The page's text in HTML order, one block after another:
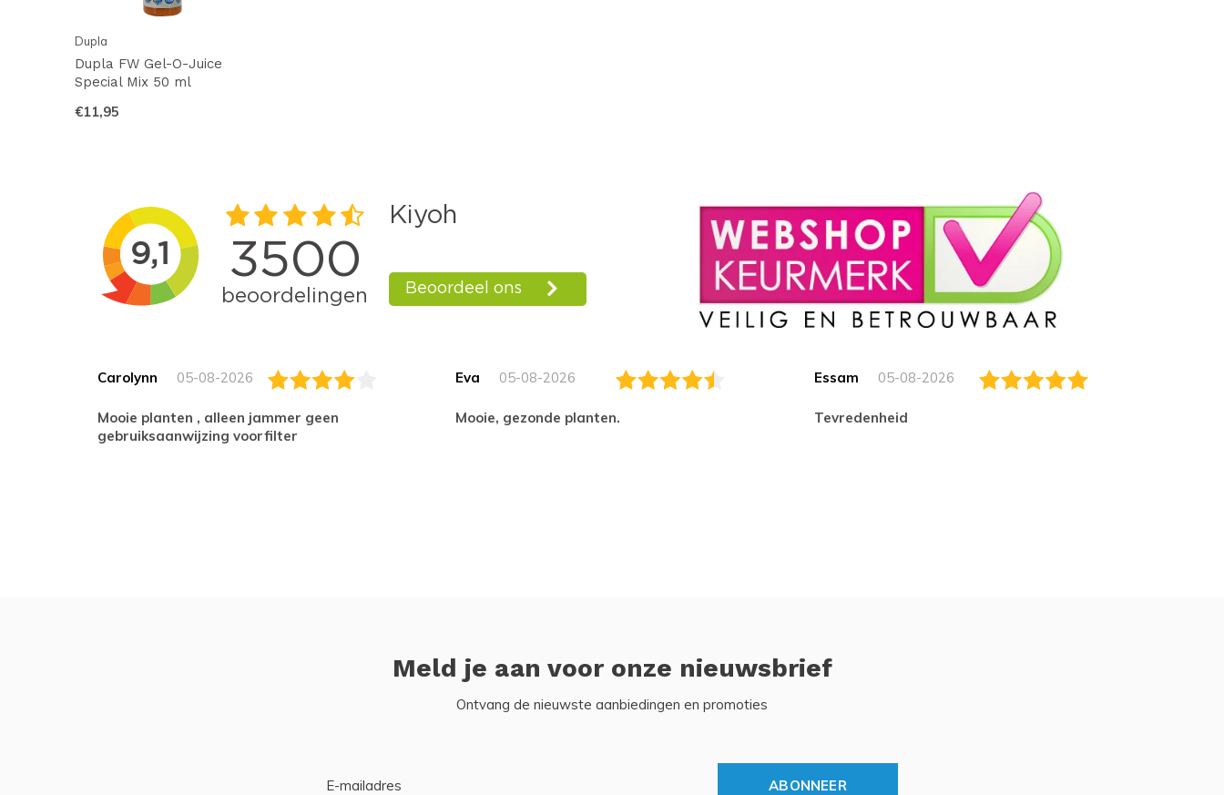
Dupla
Dupla FW Gel-O-Juice
Special Mix 50 ml
€11,95
Carolynn 05-08-2026
Mooie planten , alleen jammer geen
gebruiksaanwijzing voorfilter
Eva 05-08-2026
Mooie, gezonde planten.
Essam 05-08-2026
tevredenheid
Meld je aan voor onze nieuwsbrief
Ontvang de nieuwste aanbiedingen en promoties
ABONNEER